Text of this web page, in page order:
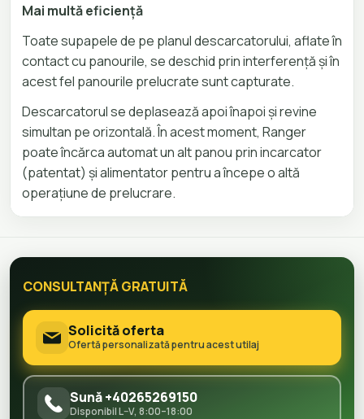
Mai multă eficiență
Toate supapele de pe planul descarcatorului, aflate în
contact cu panourile, se deschid prin interferență și în
acest fel panourile prelucrate sunt capturate.
Descarcatorul se deplasează apoi înapoi și revine
simultan pe orizontală. În acest moment, Ranger
poate încărca automat un alt panou prin incarcator
(patentat) și alimentator pentru a începe o altă
operațiune de prelucrare.
CONSULTANȚĂ GRATUITĂ
Solicită oferta
Ofertă personalizată pentru acest utilaj
Sună +40265269150
Disponibil L–V, 8:00–18:00